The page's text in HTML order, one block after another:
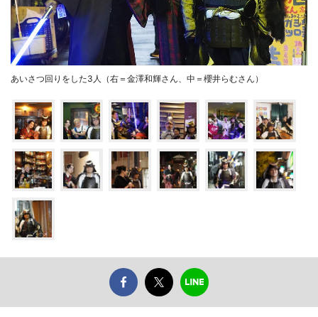
あいさつ回りをした3人（右＝金澤和輝さん、中＝櫻井らむさん）